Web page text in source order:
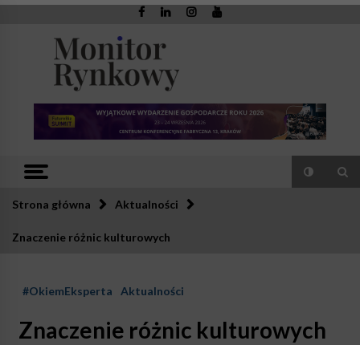
Skip
Monitor
Rynkowy
Strona główna Aktualności
Znaczenie różnic kulturowych
#OkiemEksperta Aktualności
Znaczenie różnic kulturowych